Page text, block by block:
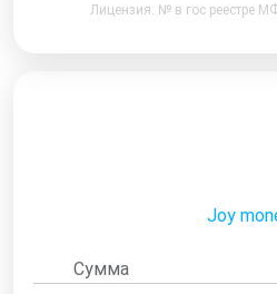
Лицензия: № в гос реестре
Joy
Сумма